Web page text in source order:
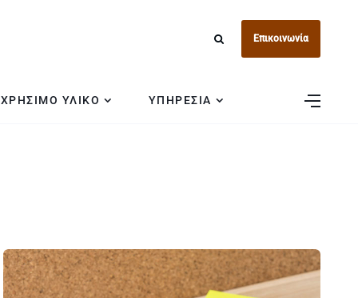
Επικοινωνία
ΧΡΗΣΙΜΟ ΥΛΙΚΟ ΥΠΗΡΕΣΙΑ